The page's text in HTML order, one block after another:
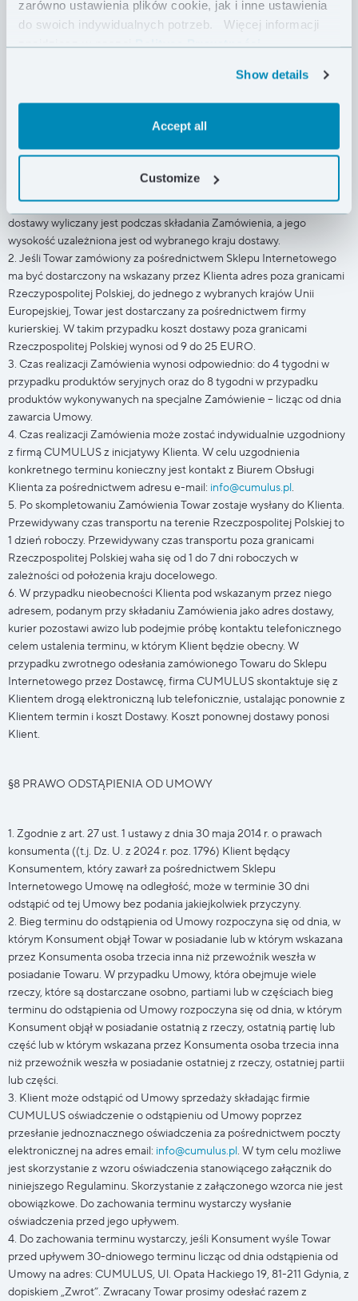
zarówno ustawienia plików cookie, jak i inne ustawienia
do swoich indywidualnych potrzeb.
Więcej informacji
znajdziesz w naszejPolityce Prywatności .
Show details
Accept all
Customize
2. Towary zamówione za pośrednictwem Sklepu internetowego są
§7 REALIZACJA ZAMÓWIENIA I DOSTAWA TOWARÓW
1. Towar zamówiony za pośrednictwem Sklepu internetowego ma być
dostarczony na wskazany przez Klienta adres. Na terenie
Rzeczypospolitej Polskiej Towar jest dostarczany za pośrednictwem
firm kurierskich, z którymi współpracuje firma CUMULUS. Koszt
dostawy wyliczany jest podczas składania Zamówienia, a jego
wysokość uzależniona jest od wybranego kraju dostawy.
2. Jeśli Towar zamówiony za pośrednictwem Sklepu Internetowego
ma być dostarczony na wskazany przez Klienta adres poza granicami
Rzeczypospolitej Polskiej, do jednego z wybranych krajów Unii
Europejskiej, Towar jest dostarczany za pośrednictwem firmy
kurierskiej. W takim przypadku koszt dostawy poza granicami
Rzeczpospolitej Polskiej wynosi od 9 do 25 EURO.
3. Czas realizacji Zamówienia wynosi odpowiednio: do 4 tygodni w
przypadku produktów seryjnych oraz do 8 tygodni w przypadku
produktów wykonywanych na specjalne Zamówienie – licząc od dnia
zawarcia Umowy.
4. Czas realizacji Zamówienia może zostać indywidualnie uzgodniony
z firmą CUMULUS z inicjatywy Klienta. W celu uzgodnienia
konkretnego terminu konieczny jest kontakt z Biurem Obsługi
Klienta za pośrednictwem adresu e-mail: info@cumulus.pl.
5. Po skompletowaniu Zamówienia Towar zostaje wysłany do Klienta.
Przewidywany czas transportu na terenie Rzeczpospolitej Polskiej to
1 dzień roboczy. Przewidywany czas transportu poza granicami
Rzeczpospolitej Polskiej waha się od 1 do 7 dni roboczych w
zależności od położenia kraju docelowego.
6. W przypadku nieobecności Klienta pod wskazanym przez niego
adresem, podanym przy składaniu Zamówienia jako adres dostawy,
kurier pozostawi awizo lub podejmie próbę kontaktu telefonicznego
celem ustalenia terminu, w którym Klient będzie obecny. W
przypadku zwrotnego odesłania zamówionego Towaru do Sklepu
Internetowego przez Dostawcę, firma CUMULUS skontaktuje się z
Klientem drogą elektroniczną lub telefonicznie, ustalając ponownie z
Klientem termin i koszt Dostawy. Koszt ponownej dostawy ponosi
Klient.
§8 PRAWO ODSTĄPIENIA OD UMOWY
1. Zgodnie z art. 27 ust. 1 ustawy z dnia 30 maja 2014 r. o prawach
konsumenta ((t.j. Dz. U. z 2024 r. poz. 1796) Klient będący
Konsumentem, który zawarł za pośrednictwem Sklepu
Internetowego Umowę na odległość, może w terminie 30 dni
odstąpić od tej Umowy bez podania jakiejkolwiek przyczyny.
2. Bieg terminu do odstąpienia od Umowy rozpoczyna się od dnia, w
którym Konsument objął Towar w posiadanie lub w którym wskazana
przez Konsumenta osoba trzecia inna niż przewoźnik weszła w
posiadanie Towaru. W przypadku Umowy, która obejmuje wiele
rzeczy, które są dostarczane osobno, partiami lub w częściach bieg
terminu do odstąpienia od Umowy rozpoczyna się od dnia, w którym
Konsument objął w posiadanie ostatnią z rzeczy, ostatnią partię lub
część lub w którym wskazana przez Konsumenta osoba trzecia inna
niż przewoźnik weszła w posiadanie ostatniej z rzeczy, ostatniej partii
lub części.
3. Klient może odstąpić od Umowy sprzedaży składając firmie
CUMULUS oświadczenie o odstąpieniu od Umowy poprzez
przesłanie jednoznacznego oświadczenia za pośrednictwem poczty
elektronicznej na adres email: info@cumulus.pl. W tym celu możliwe
jest skorzystanie z wzoru oświadczenia stanowiącego załącznik do
niniejszego Regulaminu. Skorzystanie z załączonego wzorca nie jest
obowiązkowe. Do zachowania terminu wystarczy wysłanie
oświadczenia przed jego upływem.
4. Do zachowania terminu wystarczy, jeśli Konsument wyśle Towar
przed upływem 30-dniowego terminu licząc od dnia odstąpienia od
Umowy na adres: CUMULUS, Ul. Opata Hackiego 19, 81-211 Gdynia, z
dopiskiem „Zwrot”. Zwracany Towar prosimy odesłać razem z